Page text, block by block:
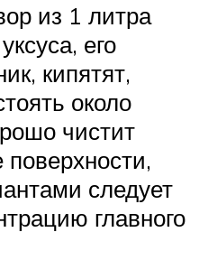
из 1 литра
его
кипятят,
около
чистит
следует
главного